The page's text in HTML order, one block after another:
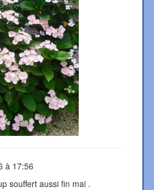
à 17:56
souffert aussi fin mai .